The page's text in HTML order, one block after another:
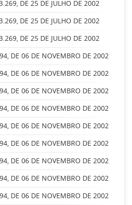
DE 25 DE JULHO DE 2002
DE 25 DE JULHO DE 2002
DE 25 DE JULHO DE 2002
DE 06 DE NOVEMBRO DE 2002
DE 06 DE NOVEMBRO DE 2002
DE 06 DE NOVEMBRO DE 2002
DE 06 DE NOVEMBRO DE 2002
DE 06 DE NOVEMBRO DE 2002
DE 06 DE NOVEMBRO DE 2002
DE 06 DE NOVEMBRO DE 2002
DE 06 DE NOVEMBRO DE 2002
DE 06 DE NOVEMBRO DE 2002